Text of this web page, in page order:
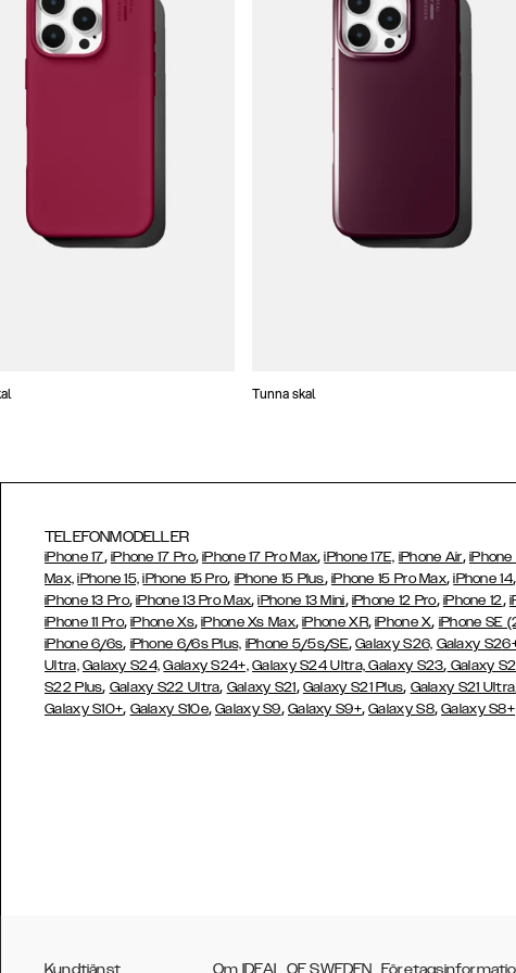
Tunna skal
TELEFONMODELLER
iPhone 17, iPhone 17 Pro,iPhone 17 Pro Max,iPhone 17E, iPhone Air, iPhone
Max, iPhone 15, iPhone 15 Pro, iPhone 15 Plus, iPhone 15 Pro Max,iPhone 14
iPhone 13 Pro,iPhone 13 Pro Max,iPhone 13 Mini, iPhone 12 Pro, iPhone 12,
iPhone 11 Pro,iPhone Xs,iPhone Xs Max,iPhone XR,iPhone X, iPhone SE
iPhone 6/6s, iPhone 6/6s Plus, iPhone 5/5s/SE,Galaxy S26, Galaxy
Ultra, Galaxy S24, Galaxy S24+, Galaxy S24 Ultra, Galaxy S23, Galaxy
S22 Plus, Galaxy S22 Ultra, Galaxy S21, Galaxy S21 Plus, Galaxy S21 Ultra
Galaxy S10+, Galaxy S10e,Galaxy S9, Galaxy S9+,Galaxy S8,Galaxy S8+
Kundtjänst Om IDEAL OF SWEDEN